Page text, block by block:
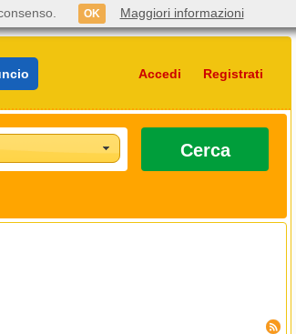
Accedi Registrati
Cerca
OK Maggiori informazioni